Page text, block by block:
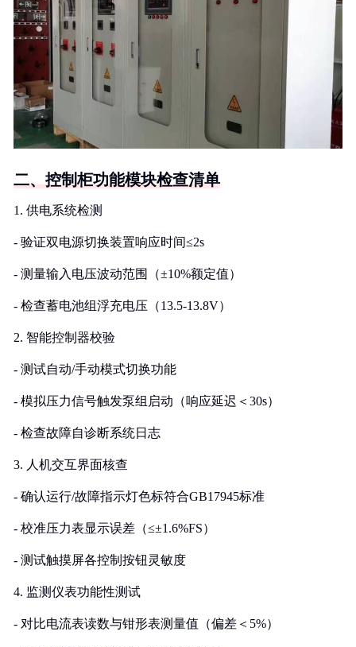
二、控制柜功能模块检查清单
1. 供电系统检测
- 验证双电源切换装置响应时间≤2s
- 测量输入电压波动范围（±10%额定值）
- 检查蓄电池组浮充电压（13.5-13.8V）
2. 智能控制器校验
- 测试自动/手动模式切换功能
- 模拟压力信号触发泵组启动（响应延迟＜30s）
- 检查故障自诊断系统日志
3. 人机交互界面核查
- 确认运行/故障指示灯色标符合GB17945标准
- 校准压力表显示误差（≤±1.6%FS）
- 测试触摸屏各控制按钮灵敏度
4. 监测仪表功能性测试
- 对比电流表读数与钳形表测量值（偏差＜5%）